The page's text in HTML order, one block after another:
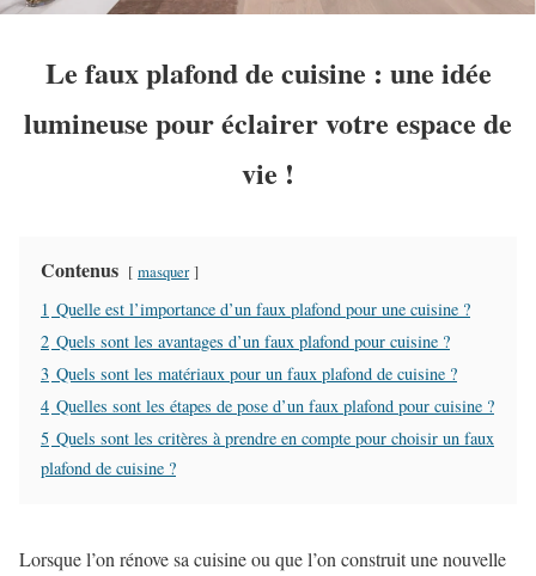
Le faux plafond de cuisine : une idée
lumineuse pour éclairer votre espace de
vie !
Contenus masquer
1 Quelle est l’importance d’un faux plafond pour une cuisine ?
2 Quels sont les avantages d’un faux plafond pour cuisine ?
3 Quels sont les matériaux pour un faux plafond de cuisine ?
4 Quelles sont les étapes de pose d’un faux plafond pour cuisine ?
5 Quels sont les critères à prendre en compte pour choisir un faux
plafond de cuisine ?
Lorsque l’on rénove sa cuisine ou que l’on construit une nouvelle